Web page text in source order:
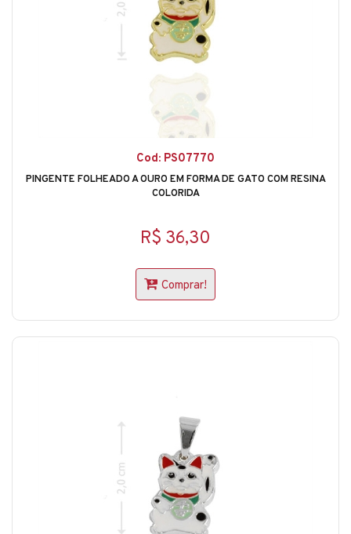
Cod: PS07770
PINGENTE FOLHEADO A OURO EM FORMA DE GATO COM RESINA
COLORIDA
R$ 36,30
Comprar!